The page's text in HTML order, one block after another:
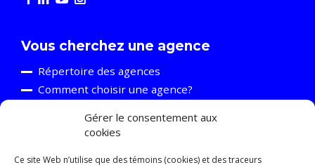
Gérer le consentement aux
cookies
Ce site Web n’utilise que des témoins (cookies) et des traceurs
Vous cherchez une agence
Répertoire des agences
Comment choisir une agence?
Vous êtes une agence
Découvrir l’A2C